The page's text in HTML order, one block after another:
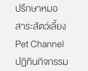
ปรึกษาหมอ
สาระสัตว์เลี้ยง
Pet Channel
ปฏิทินกิจกรรม